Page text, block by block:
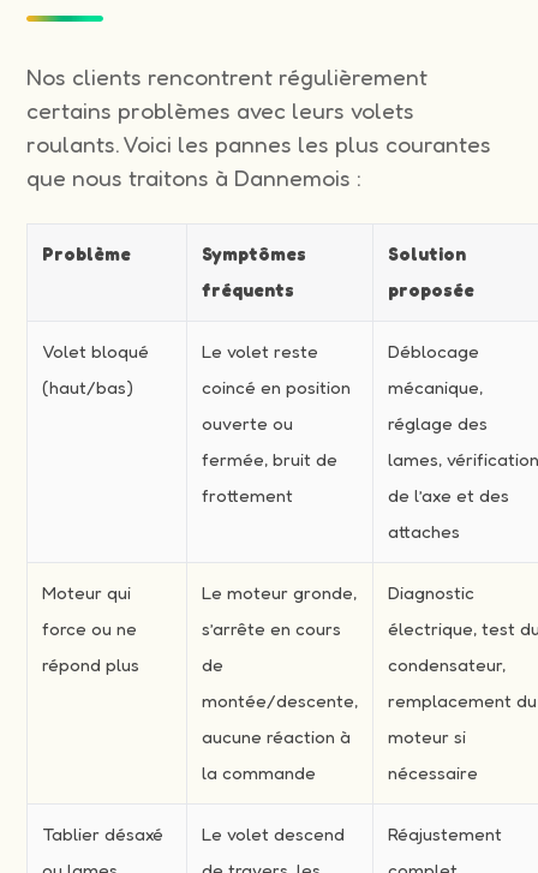
Nos clients rencontrent régulièrement
certains problèmes avec leurs volets
roulants. Voici les pannes les plus courantes
que nous traitons à Dannemois :
Problème
Symptômes
fréquents
Solution
proposée
Volet bloqué
(haut/bas)
Le volet reste
coincé en position
ouverte ou
fermée, bruit de
frottement
Déblocage
mécanique,
réglage des
lames,
de l’axe et des
attaches
Moteur qui
force ou ne
répond plus
Le moteur gronde,
s’arrête en cours
de
montée/descente,
aucune réaction à
la commande
Diagnostic
électrique, test
condensateur,
remplacement du
moteur si
nécessaire
Tablier désaxé
Le volet descend
Réajustement